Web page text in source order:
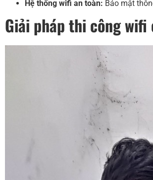
Hệ thống wifi an toàn: Bảo mật
Giải pháp thi công wifi